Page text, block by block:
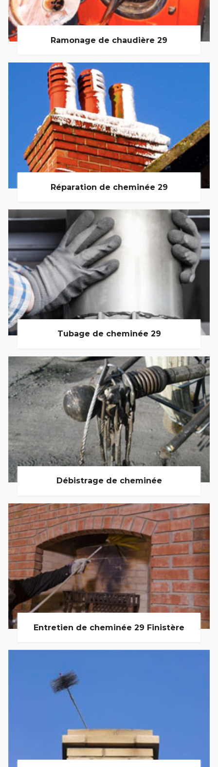
Ramonage de chaudière 29
Réparation de cheminée 29
Tubage de cheminée 29
Débistrage de cheminée
Entretien de cheminée 29 Finistère